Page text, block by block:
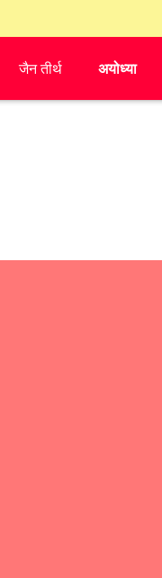
जैन तीर्थ अयोध्या